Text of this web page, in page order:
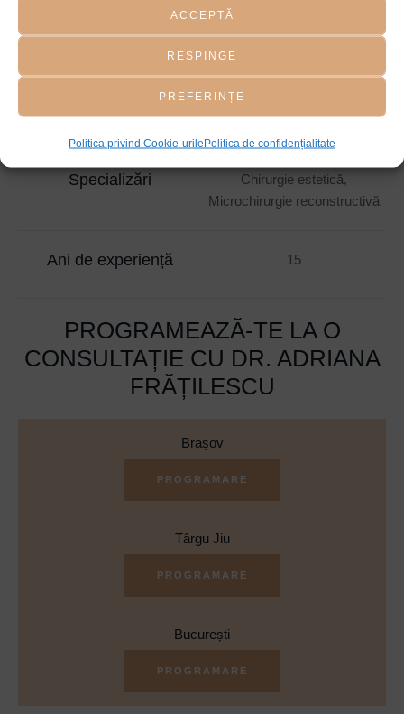
ACCEPTĂ
RESPINGE
PREFERINȚE
Politica privind Cookie-urilePolitica de confidențialitate
Formare profesională
Universitatea de Medicină și
Farmacie Carol Davila -
Cursuri și conferințe
Specializări
Chirurgie estetică,
Microchirurgie reconstructivă
Ani de experiență 15
PROGRAMEAZĂ-TE LA O
CONSULTAȚIE CU DR. ADRIANA
FRĂȚILESCU
Brașov
PROGRAMARE
Târgu Jiu
PROGRAMARE
București
PROGRAMARE